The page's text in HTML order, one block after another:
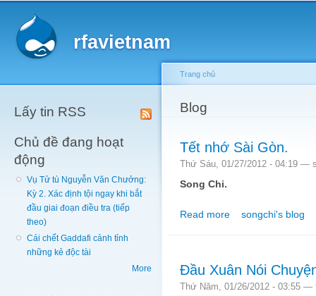
rfavietnam
Lấy tin RSS
Chủ đề đang hoạt
động
Vụ Tử tù Nguyễn Văn Chưởng:
Kỳ 2. Xác định tội ngay khi bắt
đầu giai đoạn điều tra (tiếp
theo)
Cái chết Gaddafi cảnh tỉnh
những kẻ độc tài
More
You are here
Trang chủ
Blog
Tết nhớ Sài Gòn.
Thứ Sáu, 01/27/2012 - 04:19 —
Song Chi.
Read more about Tết nhớ Sài
songchi's blog
Đầu Xuân Nói
Thứ Năm, 01/26/2012 - 03:55 —